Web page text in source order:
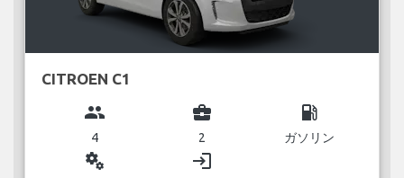
CITROEN C1
group
4
business_center
2
local_gas_station
ガソリン
miscellaneous_services login